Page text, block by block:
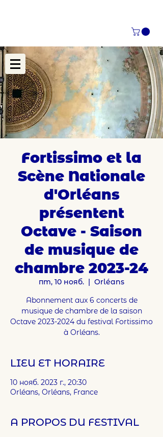
Fortissimo et la
Scène Nationale
d'Orléans
présentent
Octave - Saison
de musique de
chambre 2023-24
пт, 10 нояб.
Orléans
Abonnement aux 6 concerts de
musique de chambre de la saison
Octave 2023-2024 du festival Fortissimo
à Orléans.
LIEU ET HORAIRE
10 нояб. 2023 г., 20:30
Orléans, Orléans, France
A PROPOS DU FESTIVAL